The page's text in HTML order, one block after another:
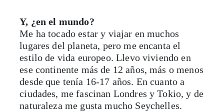
Y, ¿en el mundo?
Me ha tocado estar y viajar en muchos
lugares del planeta, pero me encanta el
estilo de vida europeo. Llevo viviendo en
ese continente más de 12 años, más o menos
desde que tenía 16-17 años. En cuanto a
ciudades, me fascinan Londres y Tokio, y de
naturaleza me gusta mucho Seychelles.